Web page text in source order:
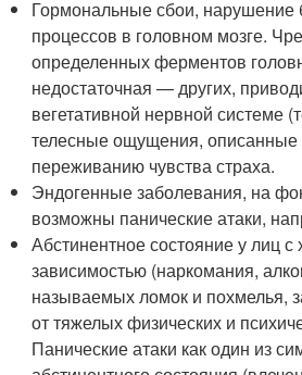
Гормональные сбои, нарушение
процессов в головном мозге.
определенных ферментов
недостаточная — других,
вегетативной нервной системе
телесные ощущения,
переживанию чувства страха.
Эндогенные заболевания, на
возможны панические атаки,
Абстинентное состояние у лиц с
зависимостью (наркомания,
называемых ломок и похмелья,
от тяжелых физических и
Панические атаки как один из